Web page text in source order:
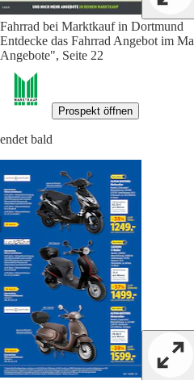
Fahrrad bei Marktkauf in Dortmund
Entdecke das Fahrrad Angebot im
Angebote", Seite 22
Prospekt öffnen
endet bald